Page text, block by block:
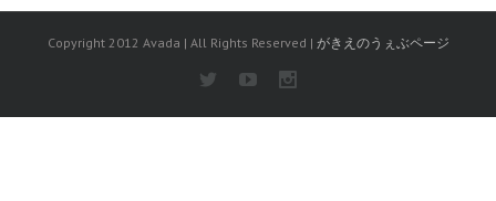
Copyright 2012 Avada | All Rights Reserved | がきえのうぇぶページ